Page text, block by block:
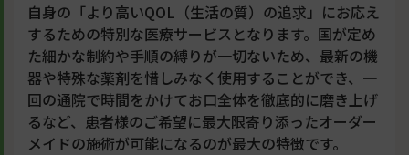
自身の「より高いQOL（生活の質）の追求」にお応え
するための特別な医療サービスとなります。国が定め
た細かな制約や手順の縛りが一切ないため、最新の機
器や特殊な薬剤を惜しみなく使用することができ、一
回の通院で時間をかけてお口全体を徹底的に磨き上げ
るなど、患者様のご希望に最大限寄り添ったオーダー
メイドの施術が可能になるのが最大の特徴です。